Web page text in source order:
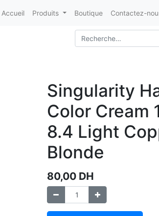
Accueil Produits Boutique Contactez-
Singularity
Color Cream
8.4 Light
Blonde
80,00 DH